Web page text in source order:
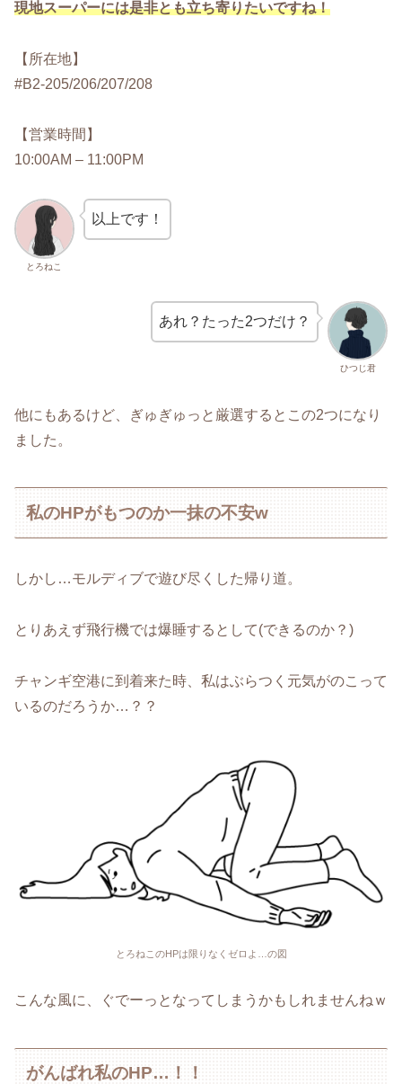
現地スーパーには是非とも立ち寄りたいですね！
【所在地】
#B2-205/206/207/208
【営業時間】
10:00AM – 11:00PM
とろねこ
以上です！
ひつじ君
あれ？たった2つだけ？
他にもあるけど、ぎゅぎゅっと厳選するとこの2つになり
ました。
私のHPがもつのか一抹の不安w
しかし…モルディブで遊び尽くした帰り道。
とりあえず飛行機では爆睡するとして(できるのか？)
チャンギ空港に到着来た時、私はぶらつく元気がのこって
いるのだろうか…？？
とろねこのHPは限りなくゼロよ…の図
こんな風に、ぐでーっとなってしまうかもしれませんねｗ
がんばれ私のHP…！！